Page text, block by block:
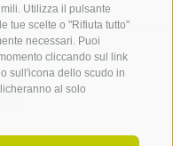
Utilizza il pulsante
tue scelte o "Rifiuta tutto"
necessari. Puoi
cliccando sul link
sull'icona dello scudo in
al solo